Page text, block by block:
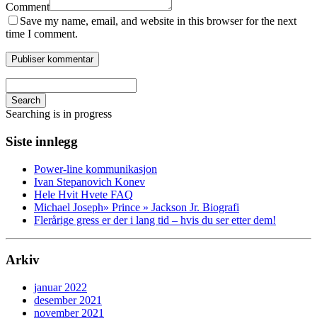
Comment
Save my name, email, and website in this browser for the next
time I comment.
Search
Searching is in progress
Siste innlegg
Power-line kommunikasjon
Ivan Stepanovich Konev
Hele Hvit Hvete FAQ
Michael Joseph» Prince » Jackson Jr. Biografi
Flerårige gress er der i lang tid – hvis du ser etter dem!
Arkiv
januar 2022
desember 2021
november 2021